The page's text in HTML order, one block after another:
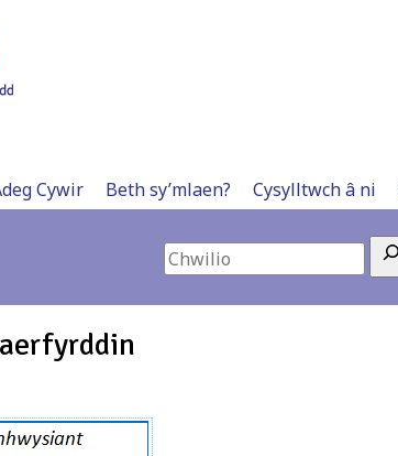
Cywir Beth sy’mlaen? Cysylltwch â ni
Search